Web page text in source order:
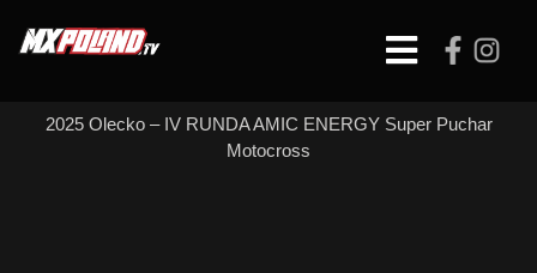
Open
2025 Olecko – IV RUNDA AMIC ENERGY Super Puchar
Motocross